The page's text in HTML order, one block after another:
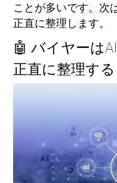
ことが多いです。次
正直に整理します。
🤖 バイヤーは
正直に整理する